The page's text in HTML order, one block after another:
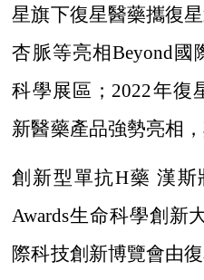
星旗下復星醫藥攜復
杏脈等亮相Beyond
科學展區；2022年復
新醫藥產品強勢亮相
創新型單抗H藥 漢斯
Awards生命科學創新
際科技創新博覽會由